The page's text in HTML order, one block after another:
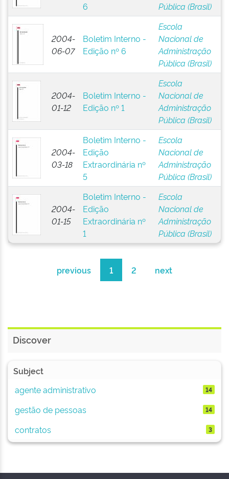
6
Pública (Brasil)
2004-
06-07
Boletim Interno -
Edição nº 6
Escola
Nacional de
Administração
Pública (Brasil)
2004-
01-12
Boletim Interno -
Edição nº 1
Escola
Nacional de
Administração
Pública (Brasil)
2004-
03-18
Boletim Interno -
Edição
Extraordinária nº
5
Escola
Nacional de
Administração
Pública (Brasil)
2004-
01-15
Boletim Interno -
Edição
Extraordinária nº
1
Escola
Nacional de
Administração
Pública (Brasil)
previous 1 2 next
Discover
Subject
agente administrativo
14
gestão de pessoas 14
contratos 3